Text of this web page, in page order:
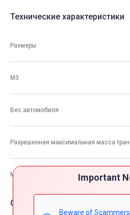
Important
Beware of
Технические характеристики
Размеры
М3
Вес автомобиля
Разрешенная максимальная масса
Максимальная грузоподъемность
Опции автомобия